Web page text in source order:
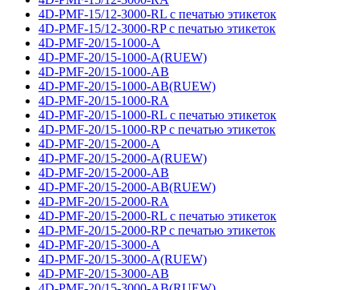
4D-PMF-15/12-3000-RL с печатью этикеток
4D-PMF-15/12-3000-RP с печатью этикеток
4D-PMF-20/15-1000-A
4D-PMF-20/15-1000-A(RUEW)
4D-PMF-20/15-1000-AB
4D-PMF-20/15-1000-AB(RUEW)
4D-PMF-20/15-1000-RA
4D-PMF-20/15-1000-RL с печатью этикеток
4D-PMF-20/15-1000-RP с печатью этикеток
4D-PMF-20/15-2000-A
4D-PMF-20/15-2000-A(RUEW)
4D-PMF-20/15-2000-AB
4D-PMF-20/15-2000-AB(RUEW)
4D-PMF-20/15-2000-RA
4D-PMF-20/15-2000-RL с печатью этикеток
4D-PMF-20/15-2000-RP с печатью этикеток
4D-PMF-20/15-3000-A
4D-PMF-20/15-3000-A(RUEW)
4D-PMF-20/15-3000-AB